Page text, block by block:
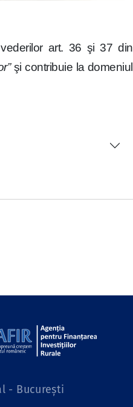
art. 36 şi 37 din
şi contribuie la domeniul
- București